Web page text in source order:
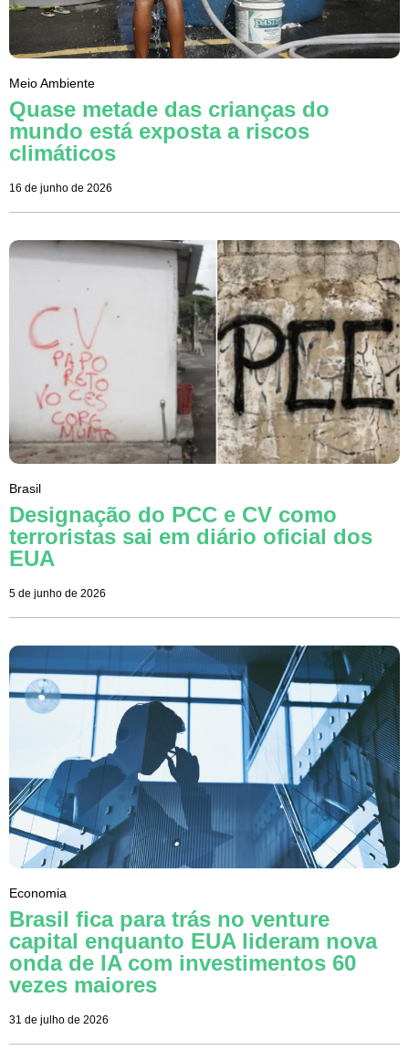
Meio Ambiente
Quase metade das crianças do
mundo está exposta a riscos
climáticos
16 de junho de 2026
Brasil
Designação do PCC e CV como
terroristas sai em diário oficial dos
EUA
5 de junho de 2026
Economia
Brasil fica para trás no venture
capital enquanto EUA lideram nova
onda de IA com investimentos 60
vezes maiores
31 de julho de 2026